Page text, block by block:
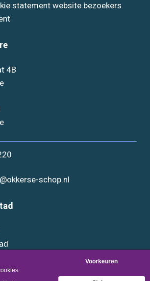
statement website bezoekers
4B
schop.nl